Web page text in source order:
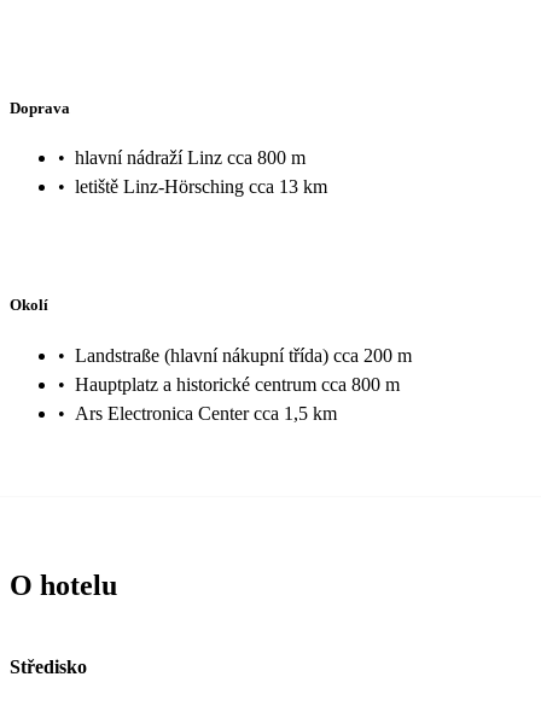
Doprava
• hlavní nádraží Linz cca 800 m
• letiště Linz-Hörsching cca 13 km
Okolí
• Landstraße (hlavní nákupní třída) cca 200 m
• Hauptplatz a historické centrum cca 800 m
• Ars Electronica Center cca 1,5 km
O hotelu
Středisko